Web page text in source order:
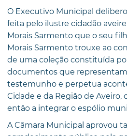
O Executivo Municipal
feita pelo ilustre cidadão
Morais Sarmento que o seu
Morais Sarmento trouxe ao
de uma coleção constituída
documentos que
testemunho e perpetua
Cidade e da Região de Aveiro,
então a integrar o espólio
A Câmara Municipal aprovou